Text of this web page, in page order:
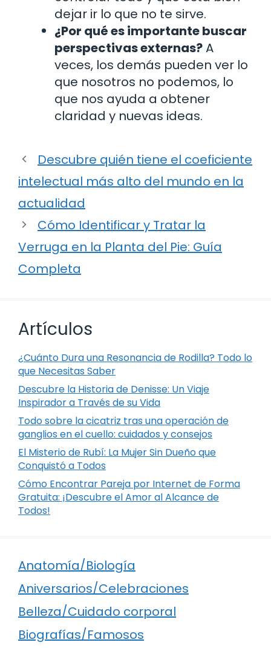
dejar ir lo que no te sirve.
¿Por qué es importante buscar
perspectivas externas?A
veces, los demás pueden ver lo
que nosotros no podemos, lo
que nos ayuda a obtener
claridad y nuevas ideas.
Descubre quién tiene el coeficiente
intelectual más alto del mundo en la
actualidad
Cómo Identificar y Tratar la
Verruga en la Planta del Pie: Guía
Completa
Artículos
¿Cuánto Dura una Resonancia de Rodilla? Todo lo
que Necesitas Saber
Descubre la Historia de Denisse: Un Viaje
Inspirador a Través de su Vida
Todo sobre la cicatriz tras una operación de
ganglios en el cuello: cuidados y consejos
El Misterio de Rubí: La Mujer Sin Dueño que
Conquistó a Todos
Cómo Encontrar Pareja por Internet de Forma
Gratuita: ¡Descubre el Amor al Alcance de
Todos!
Anatomía/Biología
Aniversarios/Celebraciones
Belleza/Cuidado corporal
Biografías/Famosos